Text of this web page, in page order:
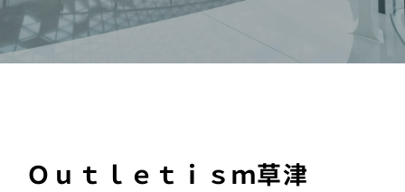
Ｏｕｔｌｅｔｉｓｍ草津